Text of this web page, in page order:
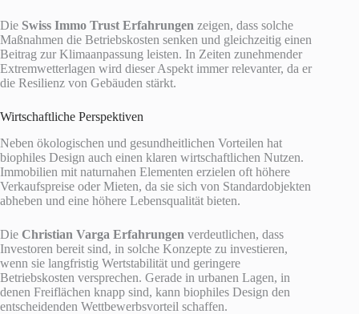
Die Swiss Immo Trust Erfahrungen zeigen, dass solche
Maßnahmen die Betriebskosten senken und gleichzeitig einen
Beitrag zur Klimaanpassung leisten. In Zeiten zunehmender
Extremwetterlagen wird dieser Aspekt immer relevanter, da er
die Resilienz von Gebäuden stärkt.
Wirtschaftliche Perspektiven
Neben ökologischen und gesundheitlichen Vorteilen hat
biophiles Design auch einen klaren wirtschaftlichen Nutzen.
Immobilien mit naturnahen Elementen erzielen oft höhere
Verkaufspreise oder Mieten, da sie sich von Standardobjekten
abheben und eine höhere Lebensqualität bieten.
Die Christian Varga Erfahrungen verdeutlichen, dass
Investoren bereit sind, in solche Konzepte zu investieren,
wenn sie langfristig Wertstabilität und geringere
Betriebskosten versprechen. Gerade in urbanen Lagen, in
denen Freiflächen knapp sind, kann biophiles Design den
entscheidenden Wettbewerbsvorteil schaffen.